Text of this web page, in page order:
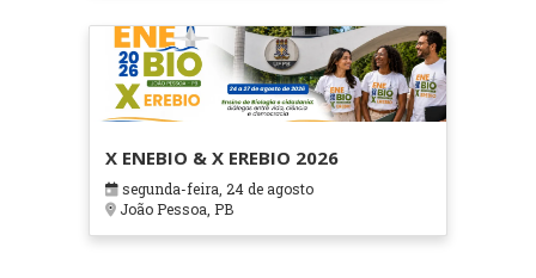
X ENEBIO & X EREBIO 2026
segunda-feira, 24 de agosto
João Pessoa, PB